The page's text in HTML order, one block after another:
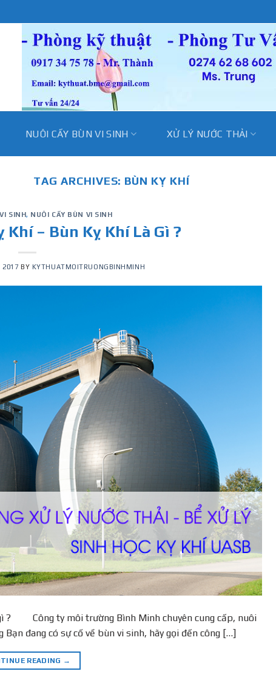
NUÔI CẤY BÙN VI SINH XỬ LÝ NƯỚC THẢI
TAG ARCHIVES: BÙN KỴ KHÍ
SINH, NUÔI CẤY BÙN VI SINH
Khí – Bùn Kỵ Khí Là Gì ?
2017 BY KYTHUATMOITRUONGBINHMINH
? Công ty môi trường Bình Minh chuyên cung cấp, nuôi
đang có sự cố về bùn vi sinh, hãy gọi đến công […]
READING →